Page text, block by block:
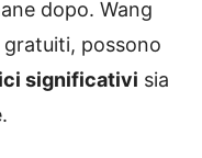
dopo. Wang
possono
significativi sia